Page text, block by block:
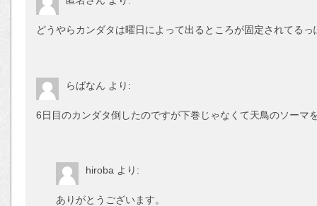
どうやらカンダタは曜日によって出るところが固定されてるっ
らばなん より:
6日目のカンダタ倒したのですが下巻じゃなくて天鳥のソーマ
hiroba より:
ありがとうございます。